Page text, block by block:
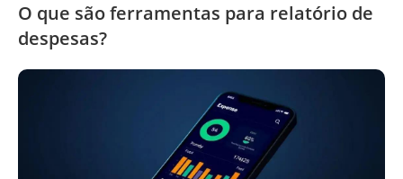
O que são ferramentas para relatório de
despesas?